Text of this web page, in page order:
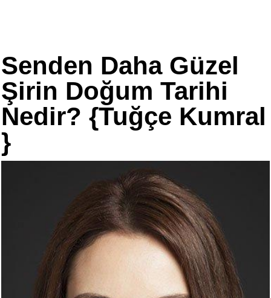
Senden Daha Güzel
Şirin Doğum Tarihi
Nedir? {Tuğçe Kumral
}